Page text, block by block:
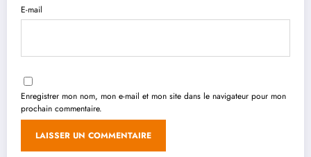
E-mail
Enregistrer mon nom, mon e-mail et mon site dans le navigateur pour mon
prochain commentaire.